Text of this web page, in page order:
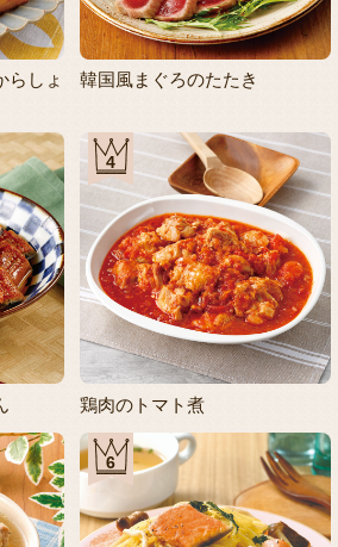
らしょ
韓国風まぐろのたたき
4
鶏肉のトマト煮
6